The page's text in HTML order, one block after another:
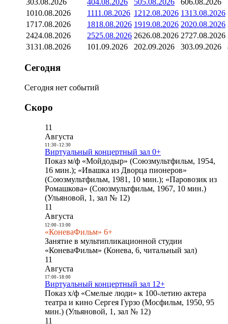
1010.08.2026 1111.08.2026 1212.08.2026 1313.08.2026
1717.08.2026 1818.08.2026 1919.08.2026 2020.08.2026
2424.08.2026 2525.08.2026 2626.08.2026 2727.08.2026
3131.08.2026 101.09.2026 202.09.2026 303.09.2026
Сегодня
Сегодня нет событий
Скоро
11
Августа
11:30- 12:30
Виртуальный концертный зал 0+
Показ м/ф «Мойдодыр» (Союзмультфильм, 1954,
16 мин.); «Ивашка из Дворца пионеров»
(Союзмультфильм, 1981, 10 мин.); «Паровозик из
Ромашкова» (Союзмультфильм, 1967, 10 мин.)
(Ульяновой, 1, зал № 12)
11
Августа
12:00- 13:00
«КоневаФильм» 6+
Занятие в мультипликационной студии
«КоневаФильм» (Конева, 6, читальный зал)
11
Августа
17:00- 18:00
Виртуальный концертный зал 12+
Показ х/ф «Смелые люди» к 100-летию актера
театра и кино Сергея Гурзо (Мосфильм, 1950, 95
мин.) (Ульяновой, 1, зал № 12)
11